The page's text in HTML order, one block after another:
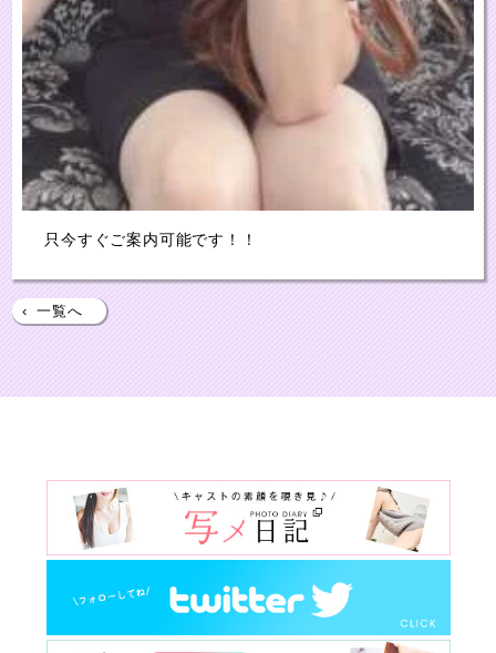
只今すぐご案内可能です！！
‹ 一覧へ